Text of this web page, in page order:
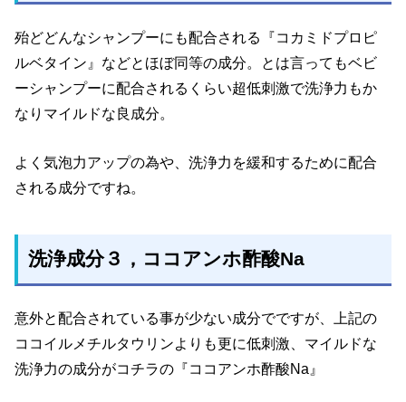
殆どどんなシャンプーにも配合される『コカミドプロピ
ルベタイン』などとほぼ同等の成分。とは言ってもベビ
ーシャンプーに配合されるくらい超低刺激で洗浄力もか
なりマイルドな良成分。
よく気泡力アップの為や、洗浄力を緩和するために配合
される成分ですね。
洗浄成分３，ココアンホ酢酸Na
意外と配合されている事が少ない成分でですが、上記の
ココイルメチルタウリンよりも更に低刺激、マイルドな
洗浄力の成分がコチラの『ココアンホ酢酸Na』